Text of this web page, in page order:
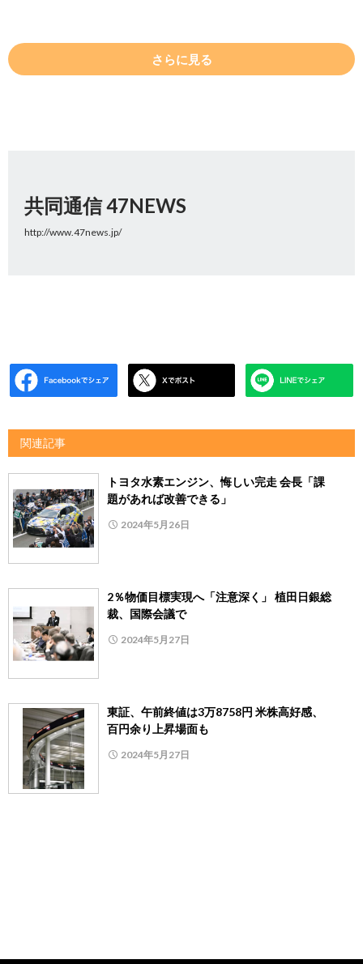
さらに見る
共同通信 47NEWS
http://www.47news.jp/
関連記事
トヨタ水素エンジン、悔しい完走 会長「課
題があれば改善できる」
2024年5月26日
2％物価目標実現へ「注意深く」 植田日銀総
裁、国際会議で
2024年5月27日
東証、午前終値は3万8758円 米株高好感、
百円余り上昇場面も
2024年5月27日